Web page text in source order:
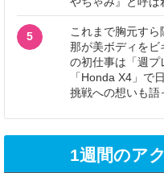
5
これまで胸元す
那が美ボディをビ
の初仕事は「週プ
「Honda X4」で
挑戦への想いも語
1週間のア